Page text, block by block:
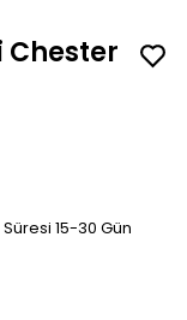
Chester
15-30 Gün